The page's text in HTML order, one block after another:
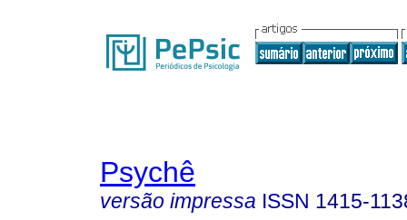
Psychê
versão impressa ISSN 1415-